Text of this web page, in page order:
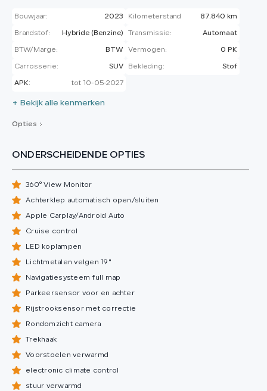
Bouwjaar: 2023 Kilometerstand 87.840 km
Brandstof: Hybride (Benzine) Transmissie: Automaat
BTW/Marge: BTW Vermogen: 0 PK
Carrosserie: SUV Bekleding: Stof
APK: tot 10-05-2027
+ Bekijk alle kenmerken
Opties
ONDERSCHEIDENDE OPTIES
360° View Monitor
Achterklep automatisch open/sluiten
Apple Carplay/Android Auto
Cruise control
LED koplampen
Lichtmetalen velgen 19"
Navigatiesysteem full map
Parkeersensor voor en achter
Rijstrooksensor met correctie
Rondomzicht camera
Trekhaak
Voorstoelen verwarmd
electronic climate control
stuur verwarmd